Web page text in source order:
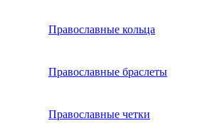
Православные кольца
Православные браслеты
Православные четки